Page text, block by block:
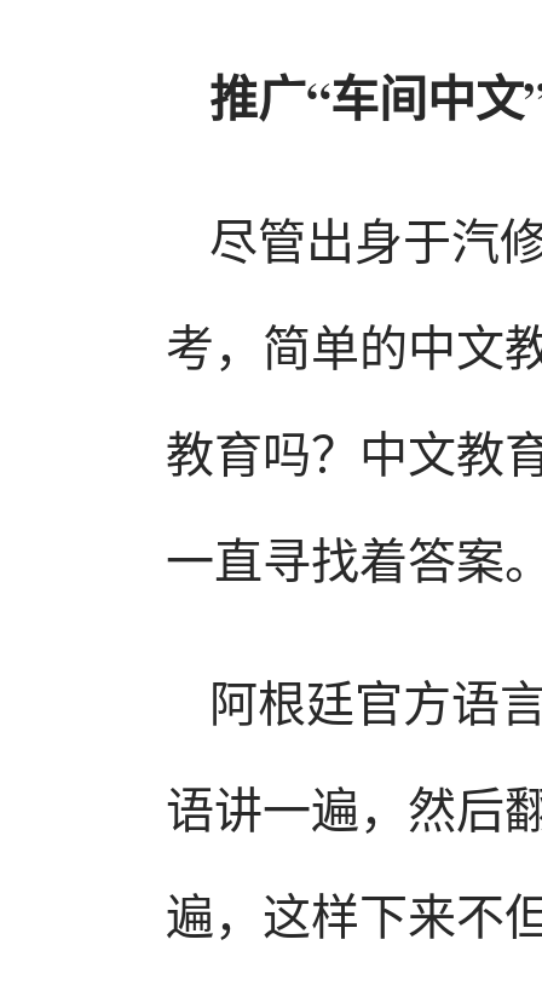
推广“车间中
尽管出身于汽
考，简单的中文
教育吗？中文教
一直寻找着答案
阿根廷官方语
语讲一遍，然后
遍，这样下来不